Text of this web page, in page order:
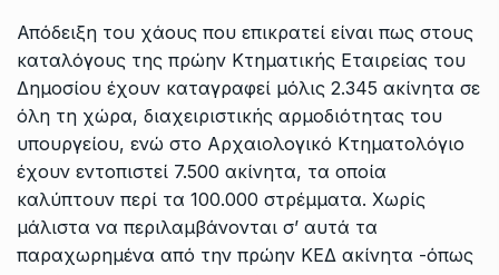
Απόδειξη του χάους που επικρατεί είναι πως στους
καταλόγους της πρώην Κτηματικής Εταιρείας του
Δημοσίου έχουν καταγραφεί μόλις 2.345 ακίνητα σε
όλη τη χώρα, διαχειριστικής αρμοδιότητας του
υπουργείου, ενώ στο Αρχαιολογικό Κτηματολόγιο
έχουν εντοπιστεί 7.500 ακίνητα, τα οποία
καλύπτουν περί τα 100.000 στρέμματα. Χωρίς
μάλιστα να περιλαμβάνονται σ’ αυτά τα
παραχωρημένα από την πρώην ΚΕΔ ακίνητα -όπως